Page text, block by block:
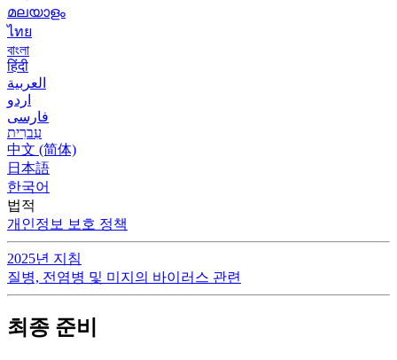
മലയാളം
ไทย
বাংলা
हिंदी
العربية
اردو
فارسی
עִברִית
中文 (简体)
日本語
한국어
법적
개인정보 보호 정책
2025년 지침
질병, 전염병 및 미지의 바이러스 관련
최종 준비